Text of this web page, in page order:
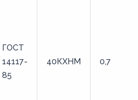
ГОСТ
14117-
85
40КХНМ 0,7